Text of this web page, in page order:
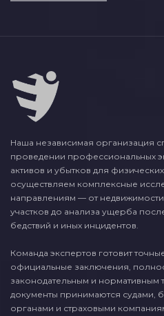
Наша независимая организация
проведении профессиональных
активов и убытков для
осуществляем комплексные
направлениям — от
участков до анализа ущерба
бедствий и иных инцидентов.
Команда экспертов готовит
официальные заключения,
законодательным и нормативным
документы принимаются судами,
органами и страховыми